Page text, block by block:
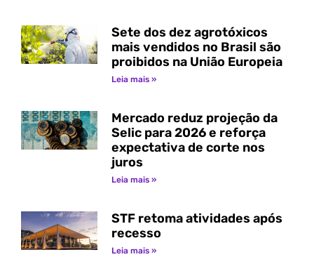
Sete dos dez agrotóxicos
mais vendidos no Brasil são
proibidos na União Europeia
Leia mais »
Mercado reduz projeção da
Selic para 2026 e reforça
expectativa de corte nos
juros
Leia mais »
STF retoma atividades após
recesso
Leia mais »